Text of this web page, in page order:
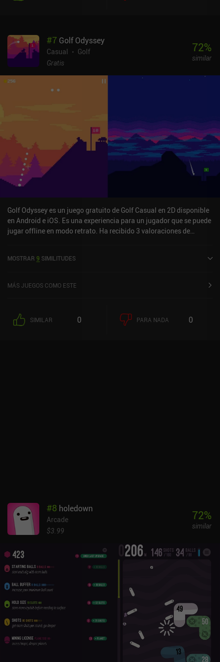
es en su modo "desafío". En él, debemos atravesar 12 niveles bien
diseñados llenos de objetos que están colocados de forma única y
tienen propiedades que no vemos en el modo arcade. Al
siguientes carreras arcade. La simplicidad de Poosh XL es uno de
sus mayores puntos débiles. Al no tener opción de cambiar nuestra
recuperarnos, dejándonos ver cómo nuestro personaje es
absorbido por un agujero negro o colisiona inevitablemente con un
objeto que se aproxima. Aquellos de nosotros que disfrutamos
persiguiendo puntuaciones altas lo tendremos fácil para cogerlo y
difícil para dejarlo. Poosh XL es un juego premium sin anuncios ni
iAPs que cuesta 4,99 dólares tanto en iOS como en Android.
#7 Golf Odyssey
Casual
Golf
Gratis
72%
similar
Golf Odyssey es un juego gratuito de Golf Casual en 2D disponible
en Android e iOS. Es una experiencia para un jugador que se puede
jugar offline en modo retrato. Ha recibido 3 valoraciones de
en Google Play y de 4,7 sobre 5,0 en la App Store de iOS.
MOSTRAR 9 SIMILITUDES
MÁS JUEGOS COMO ESTE
SIMILAR 0 PARA NADA 0
#8 holedown
Arcade
$3.99
72%
similar